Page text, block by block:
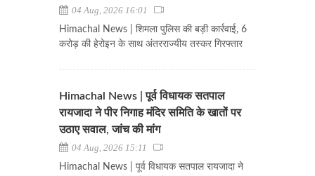
04 Aug, 2026 16:01
Himachal News | शिमला पुलिस की बड़ी कार्रवाई, 6
करोड़ की हेरोइन के साथ अंतरराज्यीय तस्कर गिरफ्तार
Himachal News | पूर्व विधायक सतपाल
रायजादा ने पीर निगाह मंदिर समिति के खातों पर
उठाए सवाल, जांच की मांग
04 Aug, 2026 15:11
Himachal News | पूर्व विधायक सतपाल रायजादा ने